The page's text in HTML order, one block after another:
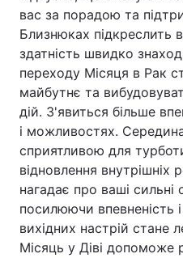
вас за порадою та
Близнюках підкреслить
здатність швидко
переходу Місяця в Рак
майбутнє та
дій. З'явиться більше
і можливостях.
сприятливою для
відновлення внутрішніх
нагадає про ваші сильні
посилюючи впевненість
вихідних настрій стане
Місяць у Діві допоможе